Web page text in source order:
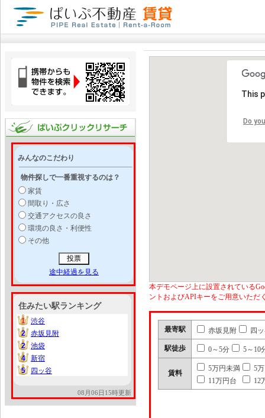
みんなのこだわり
物件探しで一番重視するのは？
家賃
間取り・広さ
交通アクセスの良さ
環境の良さ・利便性
その他
途中経過を見る
住みたい駅ランキング
1
1
渋谷
2
2
赤坂見附
2
2
池袋
4
4
新宿
5
5 四ッ谷
08月06日15時更新
This
Do
本デモページ上に設置されている
ントおよびAPIキーをご用意いただ
最寄駅 赤坂見附 四
駅徒歩 0～5分 5～10
賃料
5万円未満
5
11万円台
12